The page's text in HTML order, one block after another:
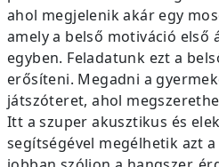
ahol megjelenik akár egy
amely a belső motiváció első
egyben. Feladatunk ezt a
erősíteni. Megadni a
játszóteret, ahol
Itt a szuper akusztikus és
segítségével megélhetik azt